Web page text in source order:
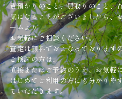
質預かりのこと、買取りのこと、
気になることがございましたら、
ームより
お気軽にご相談ください。
査定は無料でおこなっております
ご検討の方は、
直接またはご予約のうえ、お気軽
はじめてご利用の方にも分かりや
ていただきます。